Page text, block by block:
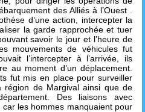
des Alliés à l’Ouest .
d’une action, intercepter la
la garde rapprochée et tuer
savoir le jour et l’heure de
mouvements de véhicules fut
l’intercepter à l’arrivée, ils
au moment d’un déplacement.
fut mis en place pour surveiller
région de Margival ainsi que de
Des liaisons avec
les hommes manquaient pour